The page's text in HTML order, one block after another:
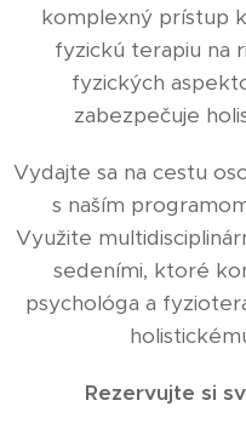
komplexný prístup
fyzickú terapiu na
fyzických
zabezpečuje
Vydajte sa na cestu
s naším
Využite
sedeními, ktoré
psychológa a
Rezervujte si